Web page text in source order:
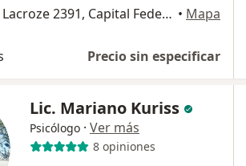
Av. Federico Lacroze 2391, Capital Federal • Mapa
Precio sin especificar
Lic. Mariano Kuriss
Psicólogo · Ver más
8 opiniones